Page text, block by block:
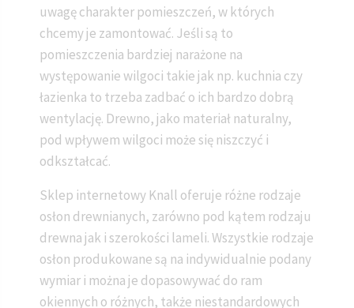
uwagę charakter pomieszczeń, w których
chcemy je zamontować. Jeśli są to
pomieszczenia bardziej narażone na
występowanie wilgoci takie jak np. kuchnia czy
łazienka to trzeba zadbać o ich bardzo dobrą
wentylację. Drewno, jako materiał naturalny,
pod wpływem wilgoci może się niszczyć i
odkształcać.
Sklep internetowy Knall oferuje różne rodzaje
osłon drewnianych, zarówno pod kątem rodzaju
drewna jak i szerokości lameli. Wszystkie rodzaje
osłon produkowane są na indywidualnie podany
wymiar i można je dopasowywać do ram
okiennych o różnych, także niestandardowych